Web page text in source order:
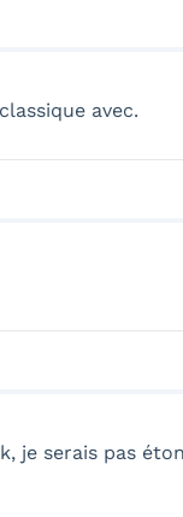
avec.
je serais pas